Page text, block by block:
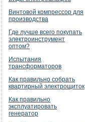
Винтовой компрессор для
производства
Где лучше всего покупать
электроинструмент
оптом?
Испытания
трансформаторов
Как правильно собрать
квартирный электрощиток
Как правильно
эксплуатировать
генератор